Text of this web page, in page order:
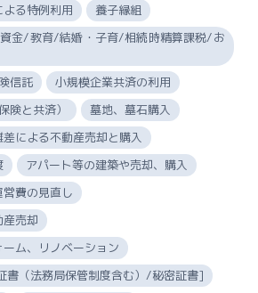
る特例利用
養子縁組
金/教育/結婚・子育/相続時精算課税/お
信託
小規模企業共済の利用
険と共済）
墓地、墓石購入
による不動産売却と購入
アパート等の建築や売却、購入
費の見直し
売却
ム、リノベーション
書（法務局保管制度含む）/秘密証書]